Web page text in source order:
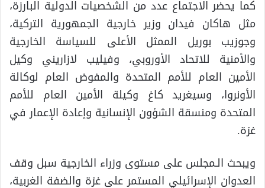
كما يحضر الاجتماع عدد من الشخصيات الدولية البارزة،
مثل هاكان فيدان وزير خارجية الجمهورية التركية،
وجوزيب بوريل الممثل الأعلى للسياسة الخارجية
والأمنية للاتحاد الأوروبي، وفيليب لازاريني وكيل
الأمين العام للأمم المتحدة والمفوض العام لوكالة
الأونروا، وسيغريد كاغ وكيلة الأمين العام للأمم
المتحدة ومنسقة الشؤون الإنسانية وإعادة الإعمار في
غزة.
ويبحث الـمجلس على مستوى وزراء الخارجية سبل وقف
العدوان الإسرائيلي المستمر على غزة والضفة الغربية،